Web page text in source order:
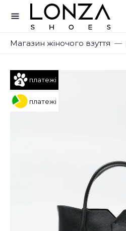
Магазин жіночого взуття
платежі
платежі